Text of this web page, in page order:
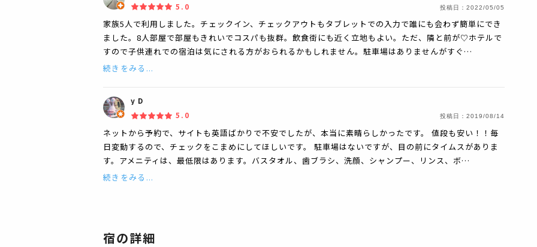
5.0
投稿日： 2022/05/05
家族5人で利用しました。チェックイン、チェックアウトもタブレットでの入力で誰にも会わず簡単にでき
ました。8人部屋で部屋もきれいでコスパも抜群。飲食街にも近く立地もよい。ただ、隣と前が♡ホテルで
すので子供連れでの宿泊は気にされる方がおられるかもしれません。駐車場はありませんがすぐ…
続きをみる...
y D
5.0
投稿日： 2019/08/14
ネットから予約で、サイトも英語ばかりで不安でしたが、本当に素晴らしかったです。 値段も安い！！毎
日変動するので、チェックをこまめにしてほしいです。 駐車場はないですが、目の前にタイムスがありま
す。アメニティは、最低限はあります。バスタオル、歯ブラシ、洗顔、シャンプー、リンス、ボ…
続きをみる...
宿の詳細